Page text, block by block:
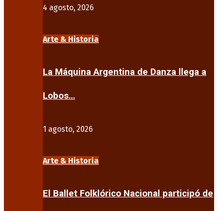
4 agosto, 2026
Arte & Historia
La Máquina Argentina de Danza llega a
Lobos…
1 agosto, 2026
Arte & Historia
El Ballet Folklórico Nacional participó de